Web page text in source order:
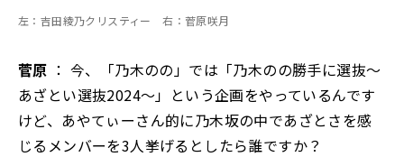
左：吉田綾乃クリスティー 右：菅原咲月
菅原 ： 今、「乃木のの」では「乃木のの勝手に選抜〜
あざとい選抜2024〜」という企画をやっているんです
けど、あやてぃーさん的に乃木坂の中であざとさを感
じるメンバーを3人挙げるとしたら誰ですか？